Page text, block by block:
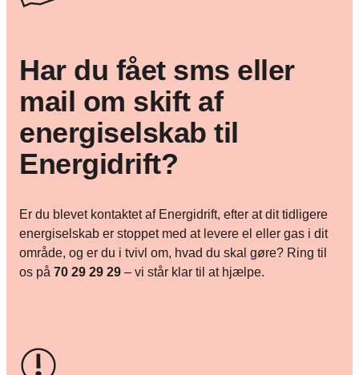
Har du fået sms eller
mail om skift af
energiselskab til
Energidrift?
Er du blevet kontaktet af Energidrift, efter at dit tidligere
energiselskab er stoppet med at levere el eller gas i dit
område, og er du i tvivl om, hvad du skal gøre? Ring til
os på 70 29 29 29 – vi står klar til at hjælpe.